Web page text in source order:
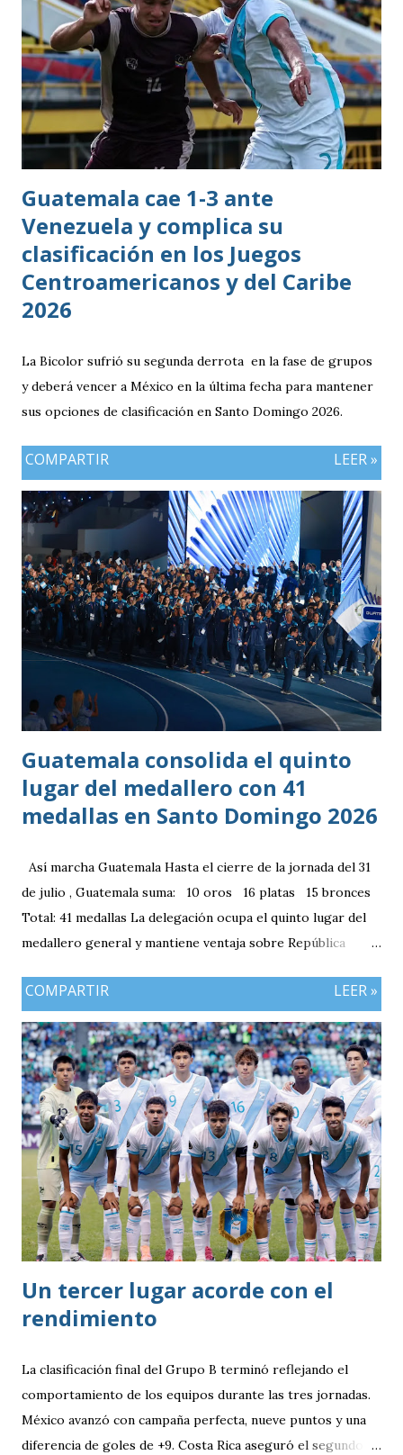
Guatemala cae 1-3 ante
Venezuela y complica su
clasificación en los Juegos
Centroamericanos y del Caribe
2026
La Bicolor sufrió su segunda derrota en la fase de grupos
y deberá vencer a México en la última fecha para mantener
sus opciones de clasificación en Santo Domingo 2026.
COMPARTIR LEER »
Guatemala consolida el quinto
lugar del medallero con 41
medallas en Santo Domingo 2026
Así marcha Guatemala Hasta el cierre de la jornada del 31
de julio , Guatemala suma: 10 oros 16 platas 15 bronces
Total: 41 medallas La delegación ocupa el quinto lugar del
medallero general y mantiene ventaja sobre República
plata, aunque ambos países registran el mismo número de
COMPARTIR LEER »
Un tercer lugar acorde con el
rendimiento
La clasificación final del Grupo B terminó reflejando el
comportamiento de los equipos durante las tres jornadas.
México avanzó con campaña perfecta, nueve puntos y una
diferencia de goles de +9. Costa Rica aseguró el segundo